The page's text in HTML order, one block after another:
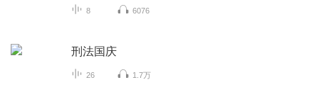
8 6076
刑法国庆
26 1.7万